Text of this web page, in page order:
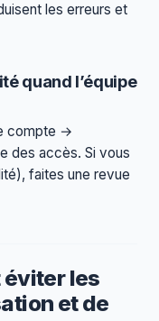
les erreurs et
quand l’équipe
compte →
des accès. Si vous
faites une revue
les
et de